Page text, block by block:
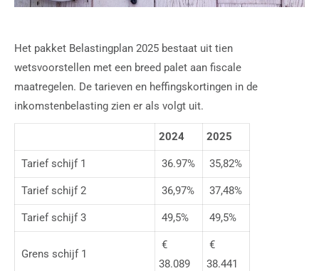
Het pakket Belastingplan 2025 bestaat uit tien
wetsvoorstellen met een breed palet aan fiscale
maatregelen. De tarieven en heffingskortingen in de
inkomstenbelasting zien er als volgt uit.
2024 2025
Tarief schijf 1 36.97% 35,82%
Tarief schijf 2 36,97% 37,48%
Tarief schijf 3 49,5% 49,5%
Grens schijf 1
€
38.089
€
38.441